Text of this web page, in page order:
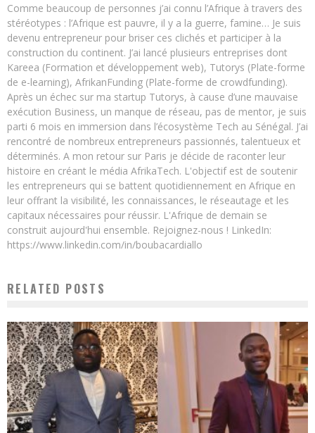
Comme beaucoup de personnes j’ai connu l’Afrique à travers des
stéréotypes : l’Afrique est pauvre, il y a la guerre, famine… Je suis
devenu entrepreneur pour briser ces clichés et participer à la
construction du continent. J’ai lancé plusieurs entreprises dont
Kareea (Formation et développement web), Tutorys (Plate-forme
de e-learning), AfrikanFunding (Plate-forme de crowdfunding).
Après un échec sur ma startup Tutorys, à cause d’une mauvaise
exécution Business, un manque de réseau, pas de mentor, je suis
parti 6 mois en immersion dans l’écosystème Tech au Sénégal. J’ai
rencontré de nombreux entrepreneurs passionnés, talentueux et
déterminés. A mon retour sur Paris je décide de raconter leur
histoire en créant le média AfrikaTech. L'objectif est de soutenir
les entrepreneurs qui se battent quotidiennement en Afrique en
leur offrant la visibilité, les connaissances, le réseautage et les
capitaux nécessaires pour réussir. L'Afrique de demain se
construit aujourd'hui ensemble. Rejoignez-nous ! LinkedIn:
https://www.linkedin.com/in/boubacardiallo
RELATED POSTS